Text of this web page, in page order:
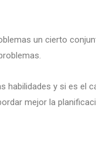
un cierto
habilidades y si es el
mejor la